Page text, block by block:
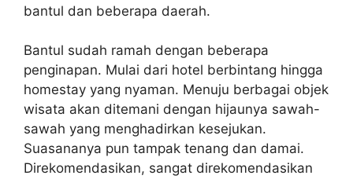
bantul dan beberapa daerah.
Bantul sudah ramah dengan beberapa
penginapan. Mulai dari hotel berbintang hingga
homestay yang nyaman. Menuju berbagai objek
wisata akan ditemani dengan hijaunya sawah-
sawah yang menghadirkan kesejukan.
Suasananya pun tampak tenang dan damai.
Direkomendasikan, sangat direkomendasikan